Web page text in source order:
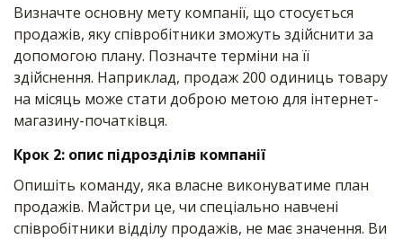
Визначте основну мету компанії, що стосується
продажів, яку співробітники зможуть здійснити за
допомогою плану. Позначте терміни на її
здійснення. Наприклад, продаж 200 одиниць товару
на місяць може стати доброю метою для інтернет-
магазину-початківця.
Крок 2: опис підрозділів компанії
Опишіть команду, яка власне виконуватиме план
продажів. Майстри це, чи спеціально навчені
співробітники відділу продажів, не має значення. Ви